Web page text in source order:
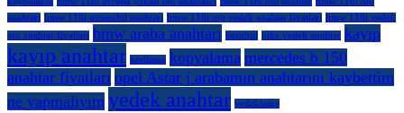
anahtarı bmw 116i otomobil anahtarı bmw 116i oto yedek anahtar fiyatları bmw 116i yedek
oto anahtar fiyatları bmw araba anahtarı istanbul juke yedek anahtar kayıp
kayıp anahtar kodlama kopyalama mercedes b 150
anahtar fiyatları opel Astar j arabamın anahtarını kaybettim
ne yapmalıyım yedek anahtar yedekleme